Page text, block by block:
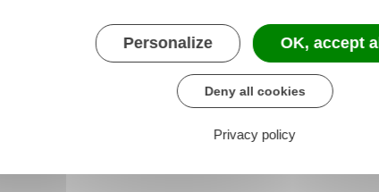
carte nationale d'identité, passeport français,
pourront être demandés par le service en charge de
de votre situation.
fournir
Personalize OK, accept all
Deny all cookies
Privacy policy